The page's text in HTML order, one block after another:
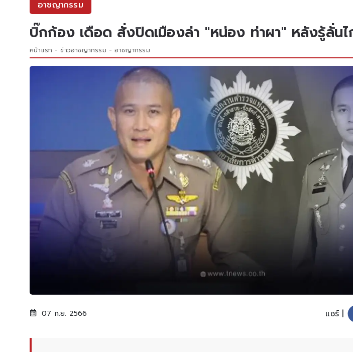
อาชญากรรม
บิ๊กก้อง เดือด สั่งปิดเมืองล่า "หน่อง ท่าผา" หลังรู้ลั่น
หน้าแรก ข่าวอาชญากรรม อาชญากรรม
07 ก.ย. 2566 แชร์ |